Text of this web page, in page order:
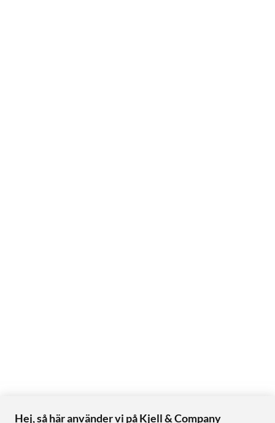
Hej, så här använder vi på Kjell & Company